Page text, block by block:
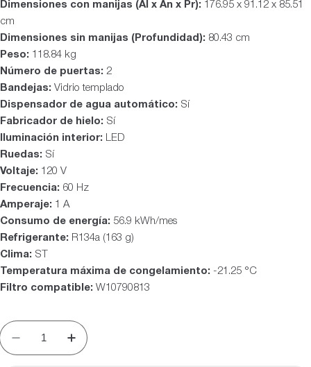
Dimensiones con manijas (Al x An x Pr): 176.95 x 91.12 x 85.51
cm
Dimensiones sin manijas (Profundidad): 80.43 cm
Peso: 118.84 kg
Número de puertas: 2
Bandejas: Vidrio templado
Dispensador de agua automático: Sí
Fabricador de hielo: Sí
Iluminación interior: LED
Ruedas: Sí
Voltaje: 120 V
Frecuencia: 60 Hz
Amperaje: 1 A
Consumo de energía: 56.9 kWh/mes
Refrigerante: R134a (163 g)
Clima: ST
Temperatura máxima de congelamiento: -21.25 °C
Filtro compatible: W10790813